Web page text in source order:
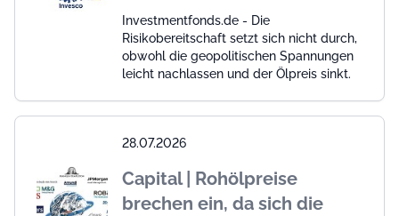
Investmentfonds.de - Die
Risikobereitschaft setzt sich nicht durch,
obwohl die geopolitischen Spannungen
leicht nachlassen und der Ölpreis sinkt.
28.07.2026
Capital | Rohölpreise
brechen ein, da sich die